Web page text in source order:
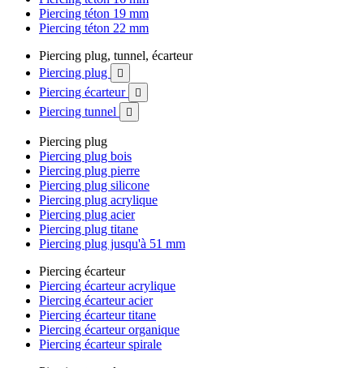
Piercing téton 19 mm
Piercing téton 22 mm
Piercing plug, tunnel, écarteur
Piercing plug

Piercing écarteur 
Piercing tunnel 
Piercing plug
Piercing plug bois
Piercing plug pierre
Piercing plug silicone
Piercing plug acrylique
Piercing plug acier
Piercing plug titane
Piercing plug jusqu'à 51 mm
Piercing écarteur
Piercing écarteur acrylique
Piercing écarteur acier
Piercing écarteur titane
Piercing écarteur organique
Piercing écarteur spirale